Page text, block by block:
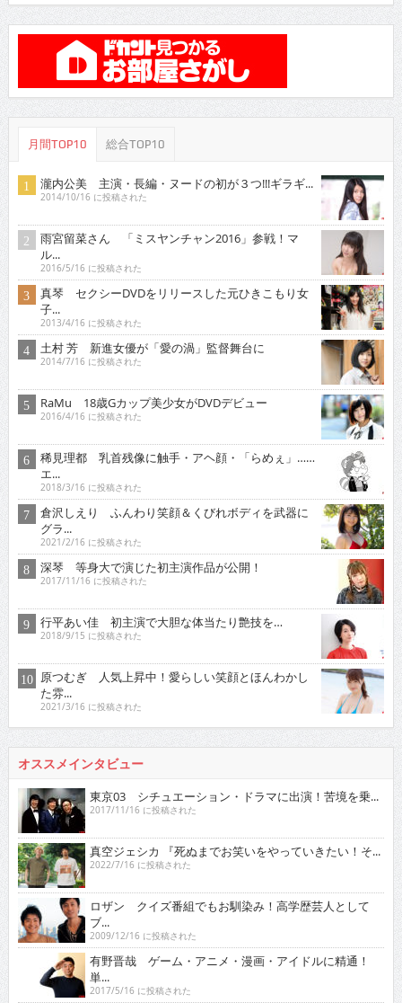
月間TOP10 総合TOP10
瀧内公美 主演・長編・ヌードの初が３つ!!!ギラギ...
2014/10/16 に投稿された
雨宮留菜さん 「ミスヤンチャン2016」参戦！マ
ル...
2016/5/16 に投稿された
真琴 セクシーDVDをリリースした元ひきこもり女
子...
2013/4/16 に投稿された
土村 芳 新進女優が「愛の渦」監督舞台に
2014/7/16 に投稿された
RaMu 18歳Gカップ美少女がDVDデビュー
2016/4/16 に投稿された
稀見理都 乳首残像に触手・アヘ顔・「らめぇ」……
エ...
2018/3/16 に投稿された
倉沢しえり ふんわり笑顔＆くびれボディを武器に
グラ...
2021/2/16 に投稿された
深琴 等身大で演じた初主演作品が公開！
2017/11/16 に投稿された
行平あい佳 初主演で大胆な体当たり艶技を…
2018/9/15 に投稿された
原つむぎ 人気上昇中！愛らしい笑顔とほんわかし
た雰...
2021/3/16 に投稿された
オススメインタビュー
東京03 シチュエーション・ドラマに出演！苦境を乗...
2017/11/16 に投稿された
真空ジェシカ 『死ぬまでお笑いをやっていきたい！そ...
2022/7/16 に投稿された
ロザン クイズ番組でもお馴染み！高学歴芸人として
ブ...
2009/12/16 に投稿された
有野晋哉 ゲーム・アニメ・漫画・アイドルに精通！
単...
2017/5/16 に投稿された